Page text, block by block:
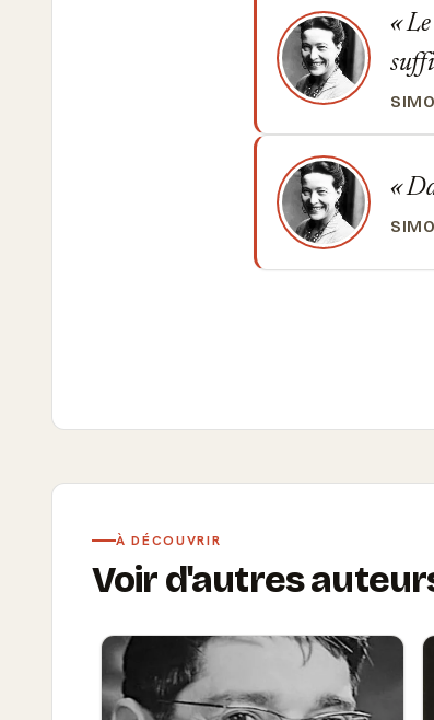
Le
À DÉCOUVRIR
Voir d'autres